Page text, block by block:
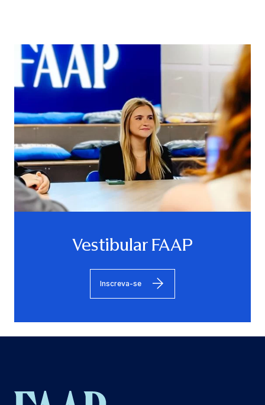
Vestibular FAAP
Inscreva-se